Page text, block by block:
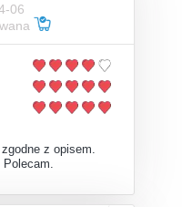
06
z opisem.
Polecam.